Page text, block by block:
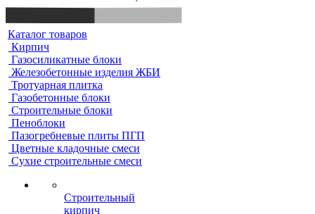
Каталог товаров
Кирпич
Газосиликатные блоки
Железобетонные изделия ЖБИ
Тротуарная плитка
Газобетонные блоки
Строительные блоки
Пеноблоки
Пазогребневые плиты ПГП
Цветные кладочные смеси
Сухие строительные смеси
Строительный
кирпич